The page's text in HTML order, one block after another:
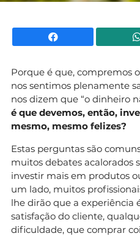
Facebook
Porque é que, compremos
nos sentimos plenamente
nos dizem que “o dinheiro
é que devemos, então,
mesmo, mesmo felizes?
Estas perguntas são
muitos debates acalorados
investir mais em produtos
um lado, muitos
lhe dirão que a experiência
satisfação do cliente,
dificuldade, que comprar